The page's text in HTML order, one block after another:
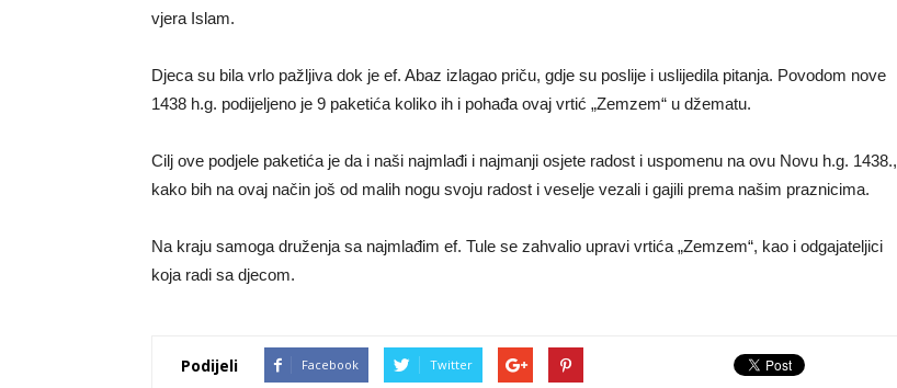
vjera Islam.
Djeca su bila vrlo pažljiva dok je ef. Abaz izlagao priču, gdje su poslije i uslijedila pitanja. Povodom nove
1438 h.g. podijeljeno je 9 paketića koliko ih i pohađa ovaj vrtić „Zemzem“ u džematu.
Cilj ove podjele paketića je da i naši najmlađi i najmanji osjete radost i uspomenu na ovu Novu h.g. 1438.,
kako bih na ovaj način još od malih nogu svoju radost i veselje vezali i gajili prema našim praznicima.
Na kraju samoga druženja sa najmlađim ef. Tule se zahvalio upravi vrtića „Zemzem“, kao i odgajateljici
koja radi sa djecom.
Podijeli Facebook Twitter